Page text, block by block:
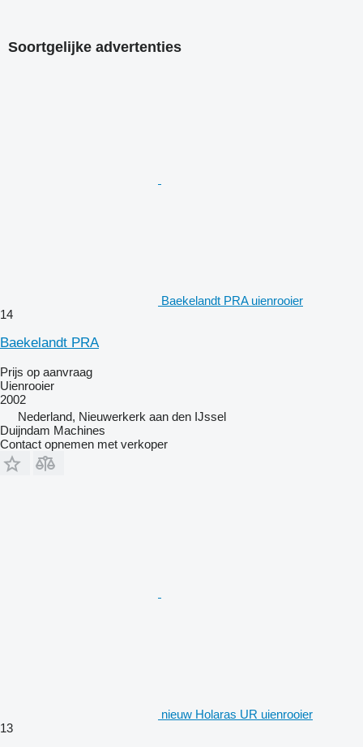
Soortgelijke advertenties
Baekelandt PRA uienrooier
14
Baekelandt PRA
Prijs op aanvraag
Uienrooier
2002
Nederland, Nieuwerkerk aan den IJssel
Duijndam Machines
Contact opnemen met verkoper
nieuw Holaras UR uienrooier
13